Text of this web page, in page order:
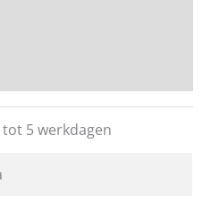
tot 5 werkdagen